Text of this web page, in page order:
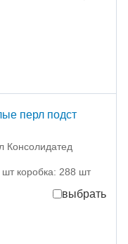
перл подст
Консолидатед
шт коробка: 288 шт
выбрать